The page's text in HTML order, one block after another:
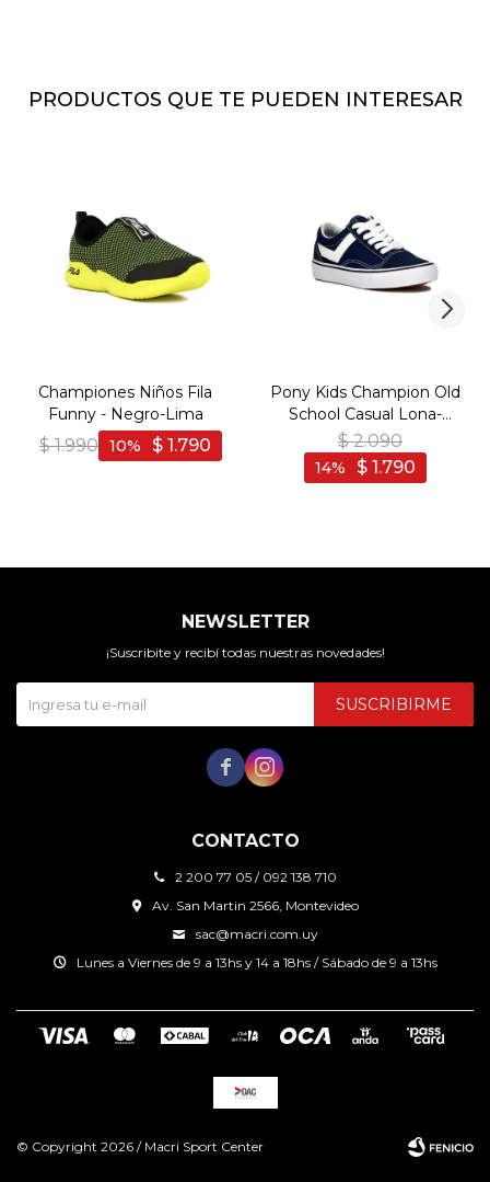
PRODUCTOS QUE TE PUEDEN INTERESAR
Championes Niños Fila
Funny - Negro-Lima
$ 1.990 $ 1.790
10
Pony Kids Champion Old
School Casual Lona-
Gamuza Navy - Marino
$ 2.090
$ 1.790
14
CONTACTO
2 200 77 05 / 092 138 710
Av. San Martin 2566, Montevideo
sac@macri.com.uy
Lunes a Viernes de 9 a 13hs y 14 a 18hs / Sábado de 9 a 13hs
NEWSLETTER
¡Suscribite y recibí todas nuestras novedades!
SUSCRIBIRME
 
© Copyright 2026 / Macri Sport Center